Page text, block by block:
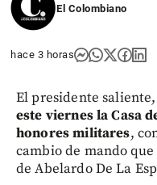
El Colombiano
hace 3 horas
El presidente
este viernes la Casa
honores militares,
cambio de mando
de Abelardo De La